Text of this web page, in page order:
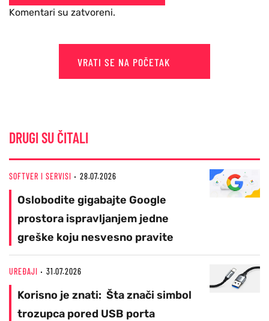
Komentari su zatvoreni.
VRATI SE NA POČETAK
DRUGI SU ČITALI
SOFTVER I SERVISI 28.07.2026
Oslobodite gigabajte Google
prostora ispravljanjem jedne
greške koju nesvesno pravite
UREĐAJI 31.07.2026
Korisno je znati: Šta znači simbol
trozupca pored USB porta